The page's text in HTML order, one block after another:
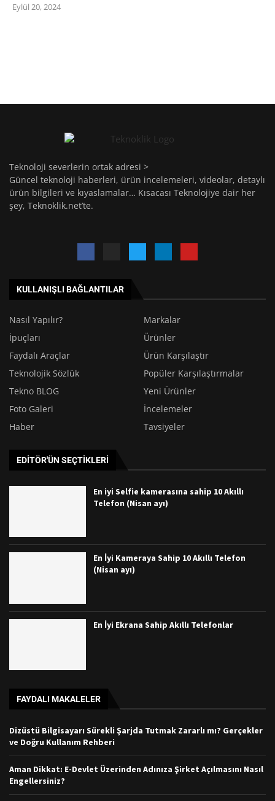
Eylül 20, 2024
Teknoloji severlerin ortak adresi >
Güncel teknoloji haberleri, ürün incelemeleri, videolar, detaylı
ürün bilgileri ve kıyaslamalar… Kısacası Teknolojiye dair her
şey, Teknoklik.net’te.
KULLANIŞLI BAĞLANTILAR
Nasıl Yapılır?
Markalar
İpuçları
Ürünler
Faydalı Araçlar
Ürün Karşılaştır
Teknolojik Sözlük
Popüler Karşılaştırmalar
Tekno BLOG
Yeni Ürünler
Foto Galeri
İncelemeler
Haber
Tavsiyeler
EDITÖR'ÜN SEÇTIKLERI
En iyi Selfie kamerasına sahip 10 Akıllı
Telefon (Nisan ayı)
En İyi Kameraya Sahip 10 Akıllı Telefon
(Nisan ayı)
En İyi Ekrana Sahip Akıllı Telefonlar
FAYDALI MAKALELER
Dizüstü Bilgisayarı Sürekli Şarjda Tutmak Zararlı mı? Gerçekler
ve Doğru Kullanım Rehberi
Aman Dikkat: E-Devlet Üzerinden Adınıza Şirket Açılmasını Nasıl
Engellersiniz?